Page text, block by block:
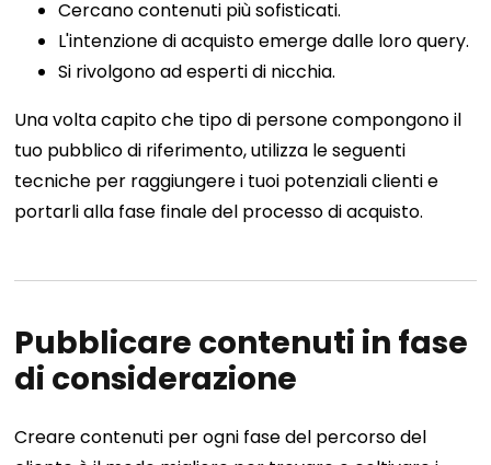
Cercano contenuti più sofisticati.
L'intenzione di acquisto emerge dalle loro query.
Si rivolgono ad esperti di nicchia.
Una volta capito che tipo di persone compongono il
tuo pubblico di riferimento, utilizza le seguenti
tecniche per raggiungere i tuoi potenziali clienti e
portarli alla fase finale del processo di acquisto.
Pubblicare contenuti in fase
di considerazione
Creare contenuti per ogni fase del percorso del